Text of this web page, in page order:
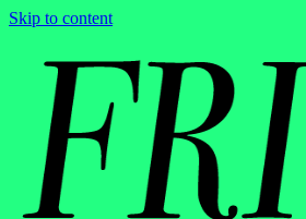
Skip to content